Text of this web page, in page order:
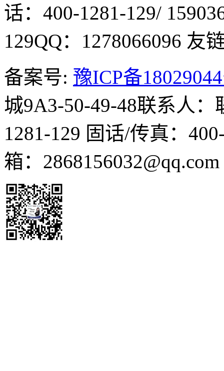
话：400-1281-129/
129QQ：1278066096 友
备案号: 豫ICP备
城9A3-50-49-48联系人：
1281-129 固话/传真：
箱：2868156032@qq.com